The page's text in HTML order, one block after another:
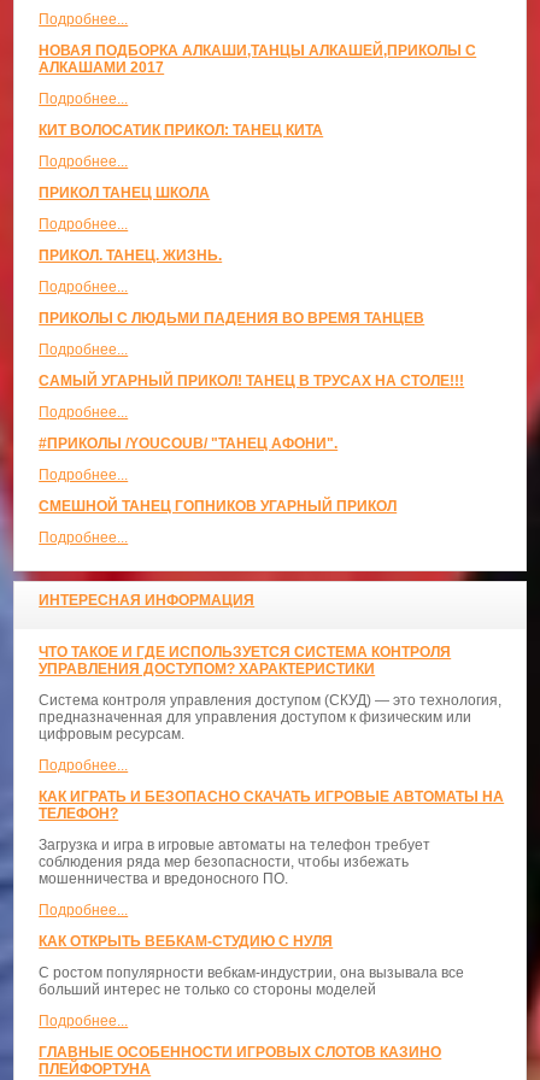
Подробнее...
НОВАЯ ПОДБОРКА АЛКАШИ,ТАНЦЫ АЛКАШЕЙ,ПРИКОЛЫ С
АЛКАШАМИ 2017
Подробнее...
КИТ ВОЛОСАТИК ПРИКОЛ: ТАНЕЦ КИТА
Подробнее...
ПРИКОЛ ТАНЕЦ ШКОЛА
Подробнее...
ПРИКОЛ. ТАНЕЦ. ЖИЗНЬ.
Подробнее...
ПРИКОЛЫ С ЛЮДЬМИ ПАДЕНИЯ ВО ВРЕМЯ ТАНЦЕВ
Подробнее...
САМЫЙ УГАРНЫЙ ПРИКОЛ! ТАНЕЦ В ТРУСАХ НА СТОЛЕ!!!
Подробнее...
#ПРИКОЛЫ /YOUCOUB/ "ТАНЕЦ АФОНИ".
Подробнее...
СМЕШНОЙ ТАНЕЦ ГОПНИКОВ УГАРНЫЙ ПРИКОЛ
Подробнее...
ИНТЕРЕСНАЯ ИНФОРМАЦИЯ
ЧТО ТАКОЕ И ГДЕ ИСПОЛЬЗУЕТСЯ СИСТЕМА КОНТРОЛЯ
УПРАВЛЕНИЯ ДОСТУПОМ? ХАРАКТЕРИСТИКИ
Система контроля управления доступом (СКУД) — это технология,
предназначенная для управления доступом к физическим или
цифровым ресурсам.
Подробнее...
КАК ИГРАТЬ И БЕЗОПАСНО СКАЧАТЬ ИГРОВЫЕ АВТОМАТЫ НА
ТЕЛЕФОН?
Загрузка и игра в игровые автоматы на телефон требует
соблюдения ряда мер безопасности, чтобы избежать
мошенничества и вредоносного ПО.
Подробнее...
КАК ОТКРЫТЬ ВЕБКАМ-СТУДИЮ С НУЛЯ
С ростом популярности вебкам-индустрии, она вызывала все
больший интерес не только со стороны моделей
Подробнее...
ГЛАВНЫЕ ОСОБЕННОСТИ ИГРОВЫХ СЛОТОВ КАЗИНО
ПЛЕЙФОРТУНА